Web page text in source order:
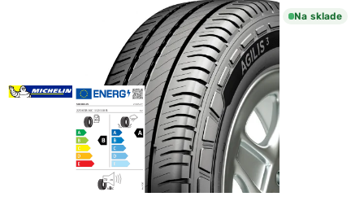
Na sklade